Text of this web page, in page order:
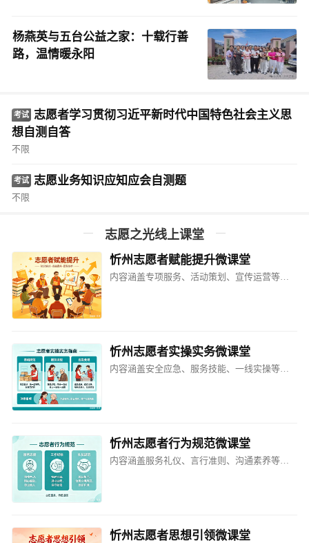
杨燕英与五台公益之家：十载行善
路，温情暖永阳
考试 志愿者学习贯彻习近平新时代中国特色社会主义思
想自测自答
不限
考试 志愿业务知识应知应会自测题
不限
志愿之光线上课堂
忻州志愿者赋能提升微课堂
内容涵盖专项服务、活动策划、宣传运营等方面的课程​
忻州志愿者实操实务微课堂
内容涵盖安全应急、服务技能、一线实操等方面
忻州志愿者行为规范微课堂
内容涵盖服务礼仪、言行准则、沟通素养等方面的课程
忻州志愿者思想引领微课堂